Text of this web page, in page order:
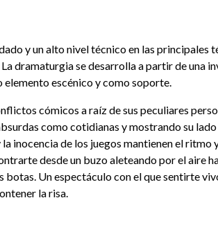
y un alto nivel técnico en las principales
dramaturgia se desarrolla a partir de una
escénico y como soporte.
cómicos a raíz de sus peculiares
como cotidianas y mostrando su lado
inocencia de los juegos mantienen el ritmo
desde un buzo aleteando por el aire
botas. Un espectáculo con el que sentirte
la risa.